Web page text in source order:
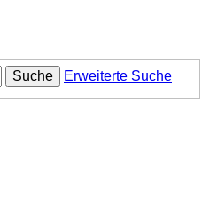
Suche
Erweiterte Suche